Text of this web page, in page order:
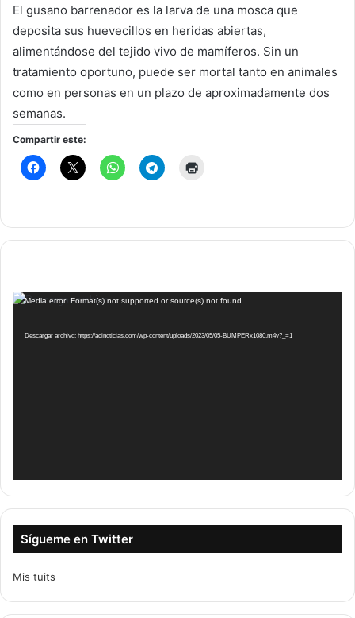
El gusano barrenador es la larva de una mosca que
deposita sus huevecillos en heridas abiertas,
alimentándose del tejido vivo de mamíferos. Sin un
tratamiento oportuno, puede ser mortal tanto en animales
como en personas en un plazo de aproximadamente dos
semanas.
Compartir este:
Reproductor
vídeo
Media error: Format(s) not supported or source(s) not found
Descargar archivo: https://acinoticias.com/wp-content/uploads/2023/05/05-BUMPERx1080.m4v?_=1
Sígueme en Twitter
Mis tuits